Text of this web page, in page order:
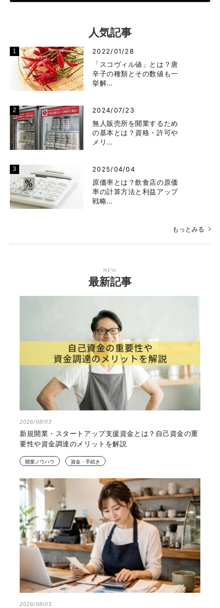
人気記事
2022/01/28
「スコヴィル値」とは？唐
辛子の種類とその数値も一
挙解…
2024/07/23
無人販売所を開業するため
の基本とは？資格・許可や
メリ…
2025/04/04
原価率とは？飲食店の原価
率の計算方法と利益アップ
戦略…
もっとみる
NEW
最新記事
2026/08/03
新規開業・スタートアップ支援資金とは？自己資金の重
要性や資金調達のメリットを解説
開業ノウハウ 資金・手続き
2026/08/03